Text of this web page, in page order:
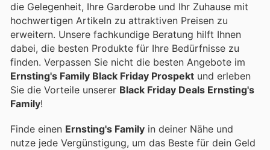
die Gelegenheit, Ihre Garderobe und Ihr Zuhause mit
hochwertigen Artikeln zu attraktiven Preisen zu
erweitern. Unsere fachkundige Beratung hilft Ihnen
dabei, die besten Produkte für Ihre Bedürfnisse zu
finden. Verpassen Sie nicht die besten Angebote im
Ernsting's Family Black Friday Prospekt und erleben
Sie die Vorteile unserer Black Friday Deals Ernsting's
Family!
Finde einen Ernsting's Family in deiner Nähe und
nutze jede Vergünstigung, um das Beste für dein Geld